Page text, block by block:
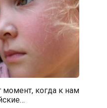
когда к нам